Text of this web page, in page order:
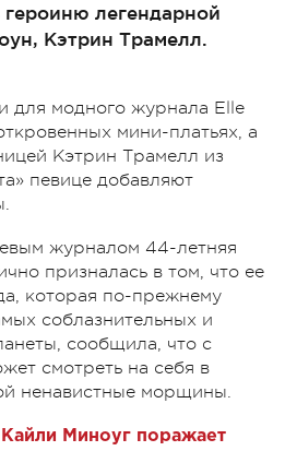
героиню легендарной
Кэтрин Трамелл.
для модного журнала Elle
мини-платьях, а
Кэтрин Трамелл из
певице добавляют
журналом 44-летняя
призналась в том, что ее
которая по-прежнему
соблазнительных и
сообщила, что с
смотреть на себя в
ненавистные морщины.
Миноуг поражает